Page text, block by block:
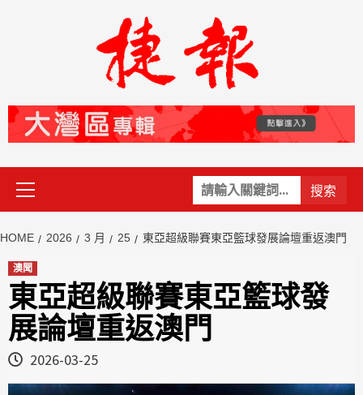
關
鍵
Primary
Menu
HOME 2026 3 月 25 東亞超級聯賽東亞籃球發展論壇重返澳門
澳聞
東亞超級聯賽東亞籃球發
展論壇重返澳門
2026-03-25